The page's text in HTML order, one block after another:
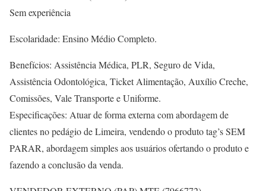
Sem experiência
Escolaridade: Ensino Médio Completo.
Benefícios: Assistência Médica, PLR, Seguro de Vida,
Assistência Odontológica, Ticket Alimentação, Auxílio Creche,
Comissões, Vale Transporte e Uniforme.
Especificações: Atuar de forma externa com abordagem de
clientes no pedágio de Limeira, vendendo o produto tag’s SEM
PARAR, abordagem simples aos usuários ofertando o produto e
fazendo a conclusão da venda.